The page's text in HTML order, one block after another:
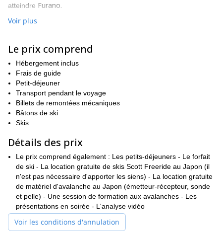
atteindre Furano.
En cours de route, nous profiterons de superbes randonnées à
Si vous souhaitez explorer Hokkaido et que cela ne vous dérange
pas de passer du temps sur la route, ce programme est votre
meilleure option ! En plus d'avoir une certaine expérience du ski,
vous devez être en forme, car la randonnée vous demandera un
effort supplémentaire.
Quelques points forts de l'itinéraire
Le programme consiste en 9 jours de ski (y compris de courtes
randonnées). Il y aura également 2 à 3 jours de ski de randonnée
Nous allons passer
les stations balnéaires et les volcans. Ensuite, nous nous
rendrons àFuranodans les montagnes du centre d'Hokkaido.
Notre itinéraire comprend le ski dans les arbres àRusutsoun
exercice de sauvetage en avalanche enNisekoet une séance de
tournage vidéo dans le lieu moins connu de **Kiroro.**En fait,
nous analyserons ces vidéos plus tard et je vous donnerai des
conseils pour améliorer votre technique.
Voir plus
Le prix comprend
Hébergement inclus
Frais de guide
Petit-déjeuner
Transport pendant le voyage
Billets de remontées mécaniques
Bâtons de ski
Skis
Détails des prix
Le prix comprend également : Les petits-déjeuners - Le forfait
de ski - La location gratuite de skis Scott Freeride au Japon (il
n'est pas nécessaire d'apporter les siens) - La location gratuite
de matériel d'avalanche au Japon (émetteur-récepteur, sonde
et pelle) - Une session de formation aux avalanches - Les
présentations en soirée - L'analyse vidéo
Voir les conditions d'annulation